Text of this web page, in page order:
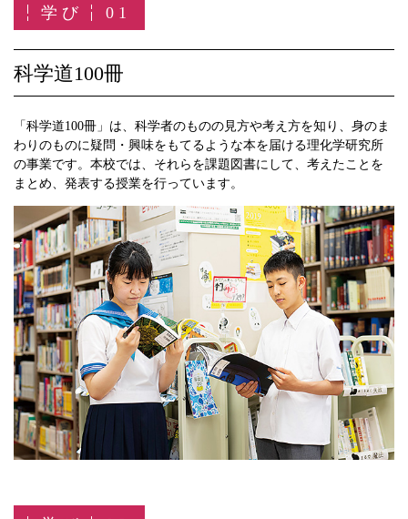
学び 01
科学道100冊
「科学道100冊」は、科学者のものの見方や考え方を知り、身のま
わりのものに疑問・興味をもてるような本を届ける理化学研究所
の事業です。本校では、それらを課題図書にして、考えたことを
まとめ、発表する授業を行っています。